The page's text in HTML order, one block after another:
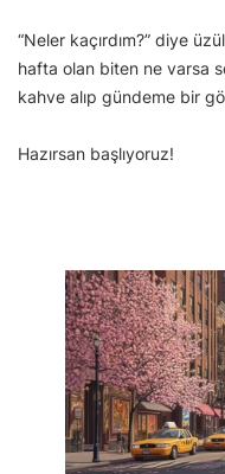
“Neler kaçırdım?” diye
hafta olan biten ne varsa
kahve alıp gündeme bir
Hazırsan başlıyoruz!